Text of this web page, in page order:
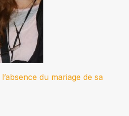
du mariage de sa